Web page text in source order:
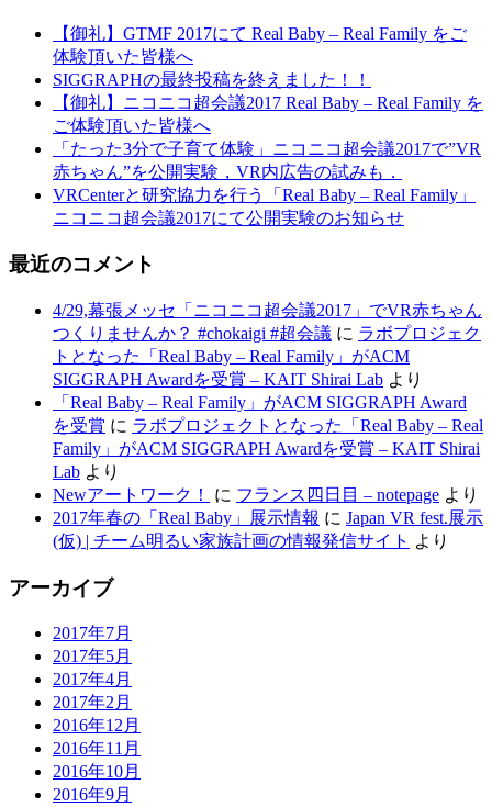
【御礼】GTMF 2017にて Real Baby – Real Family をご
体験頂いた皆様へ
SIGGRAPHの最終投稿を終えました！！
【御礼】ニコニコ超会議2017 Real Baby – Real Family を
ご体験頂いた皆様へ
「たった3分で子育て体験」ニコニコ超会議2017で”VR
赤ちゃん”を公開実験，VR内広告の試みも．
VRCenterと研究協力を行う「Real Baby – Real Family」
ニコニコ超会議2017にて公開実験のお知らせ
最近のコメント
4/29,幕張メッセ「ニコニコ超会議2017」でVR赤ちゃん
つくりませんか？ #chokaigi #超会議 に ラボプロジェク
トとなった「Real Baby – Real Family」がACM
SIGGRAPH Awardを受賞 – KAIT Shirai Lab より
「Real Baby – Real Family」がACM SIGGRAPH Award
を受賞 に ラボプロジェクトとなった「Real Baby – Real
Family」がACM SIGGRAPH Awardを受賞 – KAIT Shirai
Lab より
Newアートワーク！
に フランス四日目 – notepage より
2017年春の「Real Baby」展示情報 に Japan VR fest.展示
(仮) | チーム明るい家族計画の情報発信サイト より
アーカイブ
2017年7月
2017年5月
2017年4月
2017年2月
2016年12月
2016年11月
2016年10月
2016年9月